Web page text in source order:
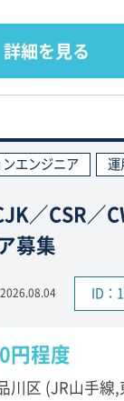
詳細を見る
エンジニア 運
／CSR／
募集
2026.08.04 ID：
円程度
川区 (JR山手線